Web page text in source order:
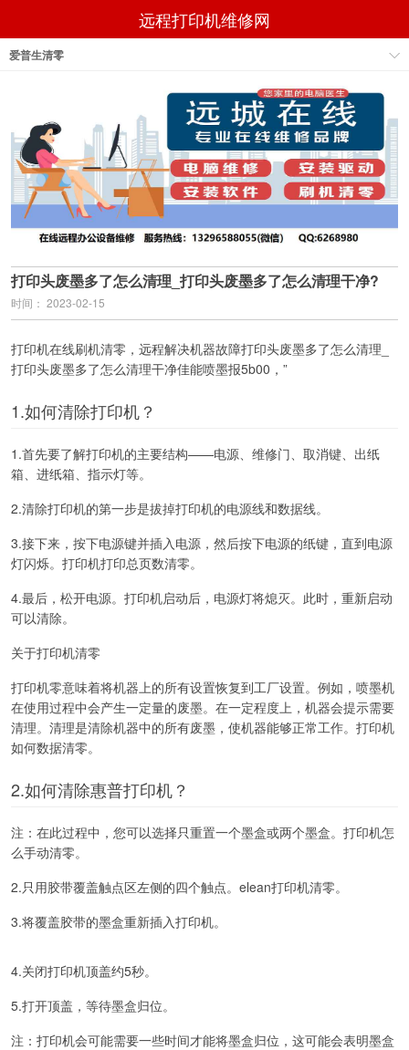
远程打印机维修网
爱普生清零
打印头废墨多了怎么清理_打印头废墨多了怎么清理干净?
时间： 2023-02-15
打印机在线刷机清零，远程解决机器故障打印头废墨多了怎么清理_
打印头废墨多了怎么清理干净佳能喷墨报5b00，”
1.如何清除打印机？
1.首先要了解打印机的主要结构——电源、维修门、取消键、出纸
箱、进纸箱、指示灯等。
2.清除打印机的第一步是拔掉打印机的电源线和数据线。
3.接下来，按下电源键并插入电源，然后按下电源的纸键，直到电源
灯闪烁。打印机打印总页数清零。
4.最后，松开电源。打印机启动后，电源灯将熄灭。此时，重新启动
可以清除。
关于打印机清零
打印机零意味着将机器上的所有设置恢复到工厂设置。例如，喷墨机
在使用过程中会产生一定量的废墨。在一定程度上，机器会提示需要
清理。清理是清除机器中的所有废墨，使机器能够正常工作。打印机
如何数据清零。
2.如何清除惠普打印机？
注：在此过程中，您可以选择只重置一个墨盒或两个墨盒。打印机怎
么手动清零。
2.只用胶带覆盖触点区左侧的四个触点。elean打印机清零。
3.将覆盖胶带的墨盒重新插入打印机。
4.关闭打印机顶盖约5秒。
5.打开顶盖，等待墨盒归位。
注：打印机会可能需要一些时间才能将墨盒归位，这可能会表明墨盒